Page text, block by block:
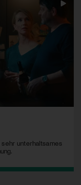
unterhaltsames